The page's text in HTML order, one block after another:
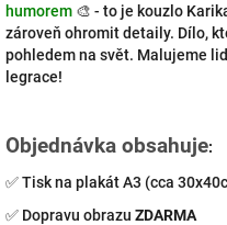
humorem 🎨 - to je kouzlo
zároveň ohromit detaily. Dílo,
pohledem na svět. Malujeme
legrace!
Objednávka obsahuje:
✅ Tisk na plakát A3 (cca
✅ Dopravu obrazu ZDARMA